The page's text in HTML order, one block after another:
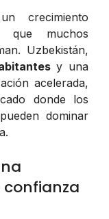
crecimiento
que muchos
Uzbekistán,
y una
acelerada,
donde los
dominar